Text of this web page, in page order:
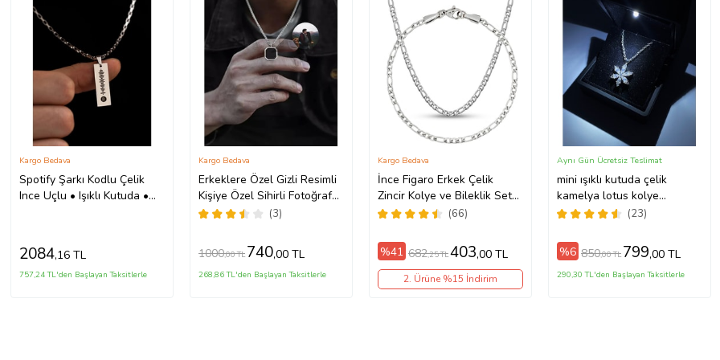
Spotify Şarkı Kodlu Çelik
Ince Uçlu • Işıklı Kutuda •
Kargo Bedava
2084,16 TL
757,24 TL'den Başlayan Taksitlerle
Erkeklere Özel Gizli Resimli
Kişiye Özel Sihirli Fotoğraf
Baskılı Çelik Yanan Kolye
(3)
Kargo Bedava
1000,00 TL 740,00 TL
268,86 TL'den Başlayan Taksitlerle
İnce Figaro Erkek Çelik
Zincir Kolye ve Bileklik Set
4mm eck55s (Metal)
(66)
Kargo Bedava
%41 682,25 TL403,00 TL
2. Ürüne %15 İndirim
mini ışıklı kutuda çelik
kamelya lotus kolye
sevgililer günü yılbaşı
(Gümüş)
(23)
Aynı Gün Ücretsiz Teslimat
%6 850,00 TL 799,00 TL
290,30 TL'den Başlayan Taksitlerle